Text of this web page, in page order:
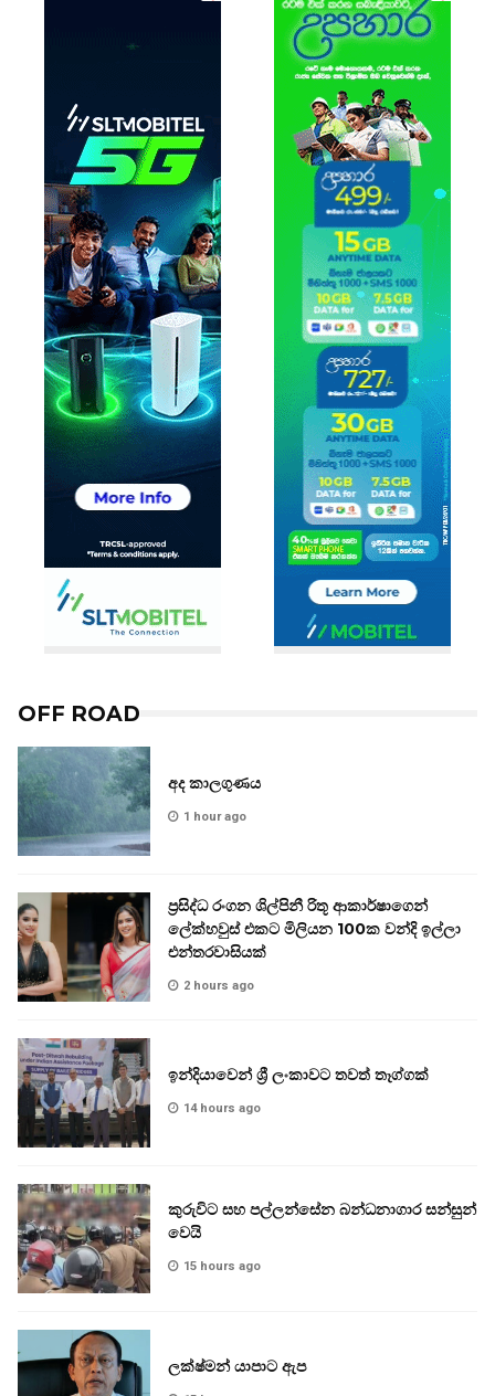
OFF ROAD
අද කාලගුණය
1 hour ago
ප්‍රසිද්ධ රංගන ශිල්පිනී රිතූ ආකාර්ෂාගෙන්
ලේක්හවුස් එකට මිලියන 100ක වන්දි ඉල්ලා
එන්තරවාසියක්
2 hours ago
ඉන්දියාවෙන් ශ්‍රී ලංකාවට තවත් තෑග්ගක්
14 hours ago
කුරුවිට සහ පල්ලන්සේන බන්ධනාගාර සන්සුන්
වෙයි
15 hours ago
ලක්ෂ්මන් යාපාට ඇප